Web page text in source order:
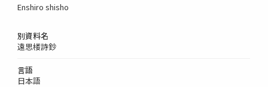
Enshiro shisho
別資料名
遠思楼詩鈔
言語
日本語